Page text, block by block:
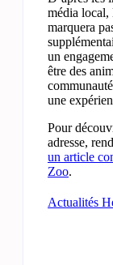
média local,
marquera
un
être des
une
Pour
adresse,
un article
Zoo.
Actualités